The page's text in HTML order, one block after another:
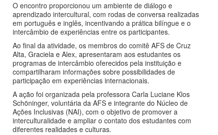
O encontro proporcionou um ambiente de diálogo e
aprendizado intercultural, com rodas de conversa realizadas
em português e inglês, incentivando a prática bilíngue e o
intercâmbio de experiências entre os participantes.
Ao final da atividade, os membros do comitê AFS de Cruz
Alta, Graciela e Alex, apresentaram aos estudantes os
programas de intercâmbio oferecidos pela instituição e
compartilharam informações sobre possibilidades de
participação em experiências internacionais.
A ação foi organizada pela professora Carla Luciane Klos
Schöninger, voluntária da AFS e integrante do Núcleo de
Ações Inclusivas (NAI), com o objetivo de promover a
interculturalidade e ampliar o contato dos estudantes com
diferentes realidades e culturas.